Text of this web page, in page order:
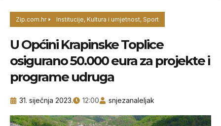
Zip.com.hr Institucije, Kultura i umjetnost, Sport
U Općini Krapinske Toplice
osigurano 50.000 eura za projekte i
programe udruga
31. siječnja 2023. 12:00 snjezanaleljak